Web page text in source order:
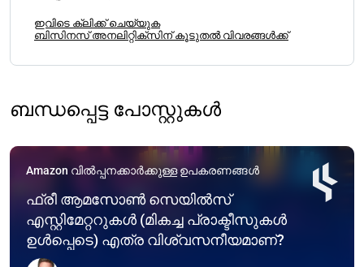
ഇവിടെ ക്ലിക്ക് ചെയ്യുക
ബിസിനസ് അനലിറ്റിക്സിന് കൂടുതൽ വിവരങ്ങൾക്ക്
ബന്ധപ്പെട്ട പോസ്റ്റുകൾ
Amazon വിൽപ്പനക്കാർക്കുള്ള ഉപകരണങ്ങൾ
ഫ്രീ ആമസോൺ സെയിൽസ്
എസ്റ്റിമേറ്ററുകൾ (മികച്ച പ്രാക്ടീസുകൾ
ഉൾപ്പെടെ) എത്ര വിശ്വസനീയമാണ്?